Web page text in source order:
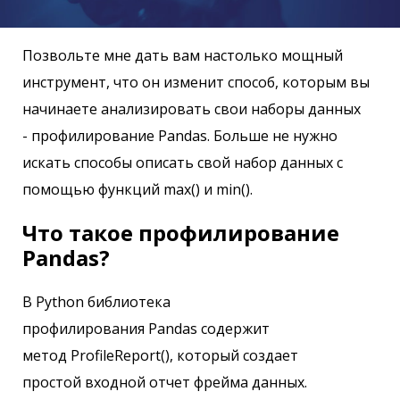
Позвольте мне дать вам настолько мощный
инструмент, что он изменит способ, которым вы
начинаете анализировать свои наборы данных
- профилирование Pandas. Больше не нужно
искать способы описать свой набор данных с
помощью функций max() и min().
Что такое профилирование
Pandas?
В Python библиотека
профилирования Pandas содержит
метод ProfileReport(), который создает
простой входной отчет фрейма данных.